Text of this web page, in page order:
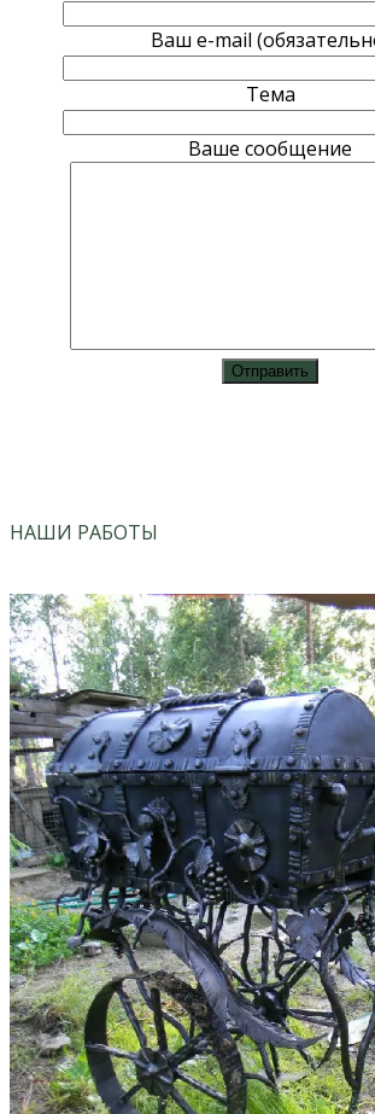
Ваш e-mail
Тема
Ваше сообщение
НАШИ РАБОТЫ